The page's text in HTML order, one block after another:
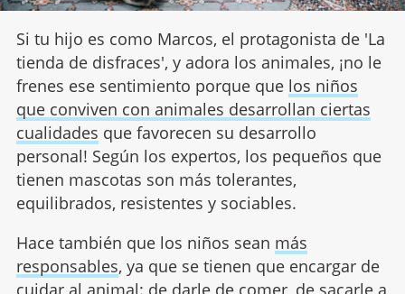
Si tu hijo es como Marcos, el protagonista de 'La
tienda de disfraces', y adora los animales, ¡no le
frenes ese sentimiento porque que los niños
que conviven con animales desarrollan ciertas
cualidades que favorecen su desarrollo
personal! Según los expertos, los pequeños que
tienen mascotas son más tolerantes,
equilibrados, resistentes y sociables.
Hace también que los niños sean más
responsables, ya que se tienen que encargar de
cuidar al animal: de darle de comer, de sacarle a